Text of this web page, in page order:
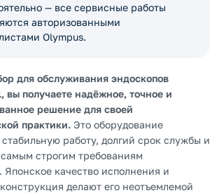
— все сервисные работы
авторизованными
Olympus.
для обслуживания эндоскопов
вы получаете надёжное, точное и
решение для своей
практики. Это оборудование
стабильную работу, долгий срок службы и
самым строгим требованиям
Японское качество исполнения и
делают его неотъемлемой